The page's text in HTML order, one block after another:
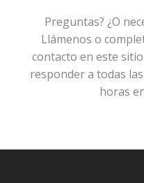
Preguntas? ¿O
Llámenos o
contacto en este
responder a todas
horas